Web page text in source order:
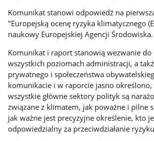
Komunikat stanowi odpowiedź na
"Europejską ocenę ryzyka klimatycznego
naukowy Europejskiej Agencji Środowiska.
Komunikat i raport stanowią wezwanie do
wszystkich poziomach administracji, a
prywatnego i społeczeństwa
komunikacie i w raporcie jasno
wszystkie główne sektory polityk są
związane z klimatem, jak poważne i pilne
jak ważne jest precyzyjne określenie, kto
odpowiedzialny za przeciwdziałanie